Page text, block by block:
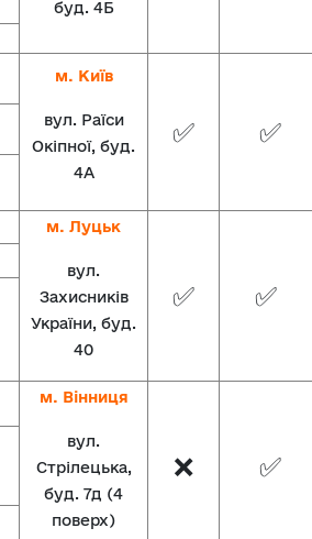
буд. 4Б
м. Київ
вул. Раїси
Окіпної, буд.
4А
✅ ✅
м. Луцьк
вул.
Захисників
України, буд.
40
✅ ✅
м. Вінниця
вул.
Стрілецька,
буд. 7д (4
поверх)
❌ ✅